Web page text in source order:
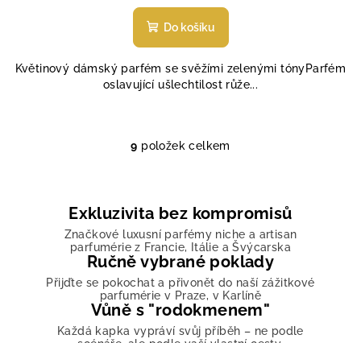
hodnocení
produktu
z
5
Do košíku
Květinový dámský parfém se svěžími zelenými tónyParfém
oslavující ušlechtilost růže...
O
á
d
a
c
í
p
r
9 položek celkem
Exkluzivita bez kompromisů
Značkové luxusní parfémy niche a artisan
parfumérie z Francie, Itálie a Švýcarska
Ručně vybrané poklady
Přijďte se pokochat a přivonět do naší zážitkové
parfumérie v Praze, v Karlíně
Vůně s "rodokmenem"
Každá kapka vypráví svůj příběh – ne podle